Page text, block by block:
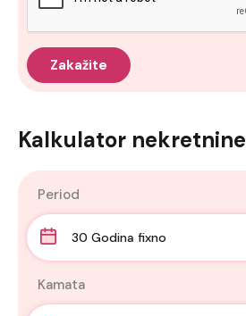
Kalkulator nekretnine
Period
30 Godina fixno
Kamata